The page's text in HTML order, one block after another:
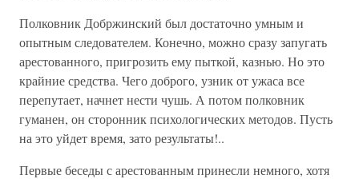
Полковник Добржинский был достаточно умным и
опытным следователем. Конечно, можно сразу запугать
арестованного, пригрозить ему пыткой, казнью. Но это
крайние средства. Чего доброго, узник от ужаса все
перепутает, начнет нести чушь. А потом полковник
гуманен, он сторонник психологических методов. Пусть
на это уйдет время, зато результаты!..
Первые беседы с арестованным принесли немного, хотя